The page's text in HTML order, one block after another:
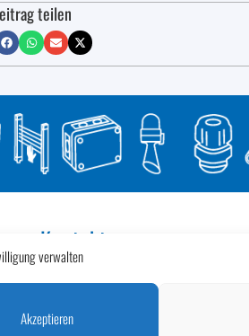
verwalten
Akzeptieren
teilen
Kontakt
Egon Böhler GmbH
Österreich